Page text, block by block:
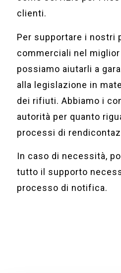
clienti.
Per supportare i nostri
commerciali nel
possiamo aiutarli a
alla legislazione in
dei rifiuti. Abbiamo i
autorità per quanto
processi di
In caso di necessità,
tutto il supporto
processo di notifica.